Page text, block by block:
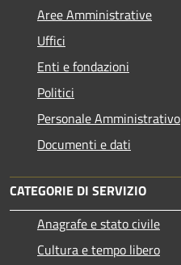
Aree Amministrative
Uffici
Enti e fondazioni
Politici
Personale Amministrativo
Documenti e dati
CATEGORIE DI SERVIZIO
Anagrafe e stato civile
Cultura e tempo libero